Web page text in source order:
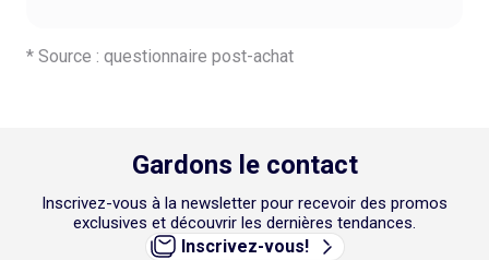
* Source : questionnaire post-achat
Gardons le contact
Inscrivez-vous à la newsletter pour recevoir des promos
exclusives et découvrir les dernières tendances.
Inscrivez-vous!